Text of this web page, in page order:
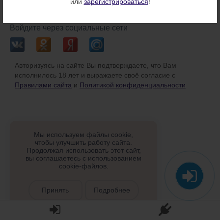
Войдите через социальные сети
Авторизуясь на сайте Вы подтверждаете, что Вам
исполнилось 18 лет и выражаете своё согласие с
Правилами сайта и Политикой конфиденциальности
Мы используем файлы cookie,
чтобы улучшить работу сайта.
Продолжая использовать этот сайт,
вы соглашаетесь с использованием
cookie-файлов.
Принять Подробнее